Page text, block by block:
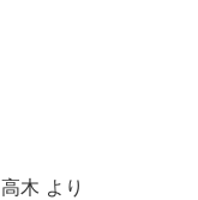
高木 より